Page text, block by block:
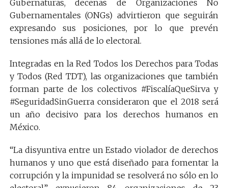
Gubernaturas, decenas de Organizaciones No
Gubernamentales (ONGs) advirtieron que seguirán
expresando sus posiciones, por lo que prevén
tensiones más allá de lo electoral.
Integradas en la Red Todos los Derechos para Todas
y Todos (Red TDT), las organizaciones que también
forman parte de los colectivos #FiscalíaQueSirva y
#SeguridadSinGuerra consideraron que el 2018 será
un año decisivo para los derechos humanos en
México.
“La disyuntiva entre un Estado violador de derechos
humanos y uno que está diseñado para fomentar la
corrupción y la impunidad se resolverá no sólo en lo